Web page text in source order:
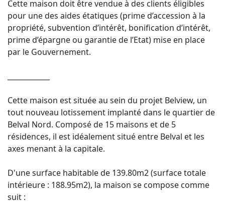
Cette maison doit être vendue à des clients éligibles
pour une des aides étatiques (prime d’accession à la
propriété, subvention d’intérêt, bonification d’intérêt,
prime d’épargne ou garantie de l’Etat) mise en place
par le Gouvernement.
Cette maison est située au sein du projet Belview, un
tout nouveau lotissement implanté dans le quartier de
Belval Nord. Composé de 15 maisons et de 5
résidences, il est idéalement situé entre Belval et les
axes menant à la capitale.
D'une surface habitable de 139.80m2 (surface totale
intérieure : 188.95m2), la maison se compose comme
suit :